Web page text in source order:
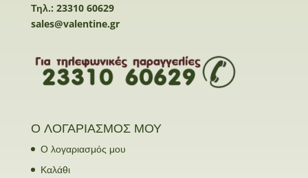
Τηλ.: 23310 60629
sales@valentine.gr
Ο ΛΟΓΑΡΙΑΣΜΟΣ ΜΟΥ
Ο λογαριασμός μου
Καλάθι